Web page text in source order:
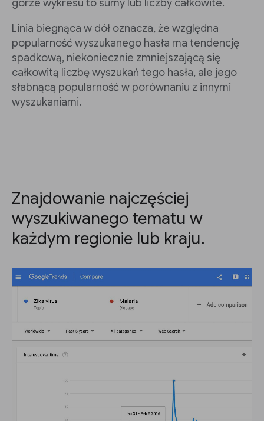
górze wykresu to sumy lub liczby całkowite.
Linia biegnąca w dół oznacza, że względna
popularność wyszukanego hasła ma tendencję
spadkową, niekoniecznie zmniejszającą się
całkowitą liczbę wyszukań tego hasła, ale jego
słabnącą popularność w porównaniu z innymi
wyszukaniami.
Znajdowanie najczęściej
wyszukiwanego tematu w
każdym regionie lub kraju.